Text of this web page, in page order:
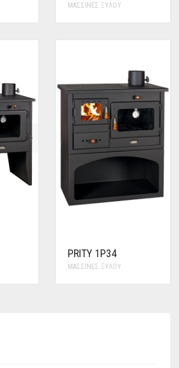
ΜΑΣΣΊΝΕΣ ΞΎΛΟΥ
PRITY 1P34
ΜΑΣΣΊΝΕΣ ΞΎΛΟΥ